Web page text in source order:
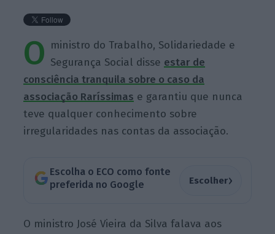
O ministro do Trabalho, Solidariedade e
Segurança Social disse estar de
consciência tranquila sobre o caso da
associação Raríssimas e garantiu que nunca
teve qualquer conhecimento sobre
irregularidades nas contas da associação.
Escolha o ECO como fonte
preferida no Google
Escolher›
O ministro José Vieira da Silva falava aos